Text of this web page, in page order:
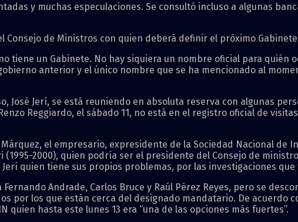
y muchas especulaciones. Se consultó incluso a algunas
Consejo de Ministros con quien deberá definir el próximo
tiene un Gabinete. No hay siquiera un nombre oficial para quién
anterior y el único nombre que se ha mencionado al
José Jerí, se está reuniendo en absoluta reserva con algunas
Reggiardo, el sábado 11, no está en el registro oficial de
el empresario, expresidente de la Sociedad Nacional de
2000), quien podría ser el presidente del Consejo de
quien tiene sus propios problemas, por las investigaciones que
Andrade, Carlos Bruce y Raúl Pérez Reyes, pero se
por los que están cerca del designado mandatario. De acuerdo
quien hasta este lunes 13 era “una de las opciones más fuertes”.